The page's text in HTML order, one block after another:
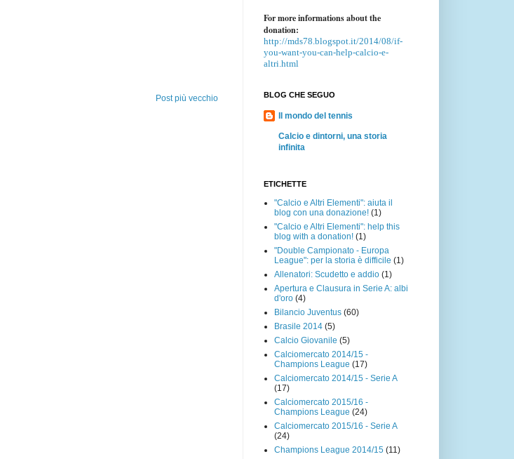
Post più vecchio
For more informations about the
donation:
http://mds78.blogspot.it/2014/08/if-
you-want-you-can-help-calcio-e-
altri.html
BLOG CHE SEGUO
Il mondo del tennis
Calcio e dintorni, una storia
infinita
ETICHETTE
"Calcio e Altri Elementi": aiuta il
blog con una donazione! (1)
"Calcio e Altri Elementi": help this
blog with a donation! (1)
"Double Campionato - Europa
League": per la storia è difficile (1)
Allenatori: Scudetto e addio (1)
Apertura e Clausura in Serie A: albi
d'oro (4)
Bilancio Juventus (60)
Brasile 2014 (5)
Calcio Giovanile (5)
Calciomercato 2014/15 -
Champions League (17)
Calciomercato 2014/15 - Serie A
(17)
Calciomercato 2015/16 -
Champions League (24)
Calciomercato 2015/16 - Serie A
(24)
Champions League 2014/15 (11)